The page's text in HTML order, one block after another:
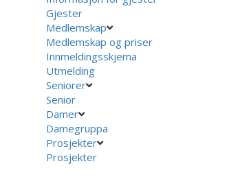
Gjester
Medlemskap
Medlemskap og priser
Innmeldingsskjema
Utmelding
Seniorer
Senior
Damer
Damegruppa
Prosjekter
Prosjekter